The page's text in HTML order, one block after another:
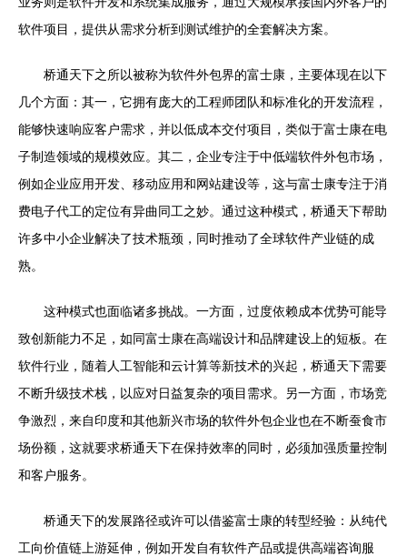
软件项目，提供从需求分析到测试维护的全套解决方案。
桥通天下之所以被称为软件外包界的富士康，主要体现在以下
几个方面：其一，它拥有庞大的工程师团队和标准化的开发流程，
能够快速响应客户需求，并以低成本交付项目，类似于富士康在电
子制造领域的规模效应。其二，企业专注于中低端软件外包市场，
例如企业应用开发、移动应用和网站建设等，这与富士康专注于消
费电子代工的定位有异曲同工之妙。通过这种模式，桥通天下帮助
许多中小企业解决了技术瓶颈，同时推动了全球软件产业链的成
熟。
这种模式也面临诸多挑战。一方面，过度依赖成本优势可能导
致创新能力不足，如同富士康在高端设计和品牌建设上的短板。在
软件行业，随着人工智能和云计算等新技术的兴起，桥通天下需要
不断升级技术栈，以应对日益复杂的项目需求。另一方面，市场竞
争激烈，来自印度和其他新兴市场的软件外包企业也在不断蚕食市
场份额，这就要求桥通天下在保持效率的同时，必须加强质量控制
和客户服务。
桥通天下的发展路径或许可以借鉴富士康的转型经验：从纯代
工向价值链上游延伸，例如开发自有软件产品或提供高端咨询服